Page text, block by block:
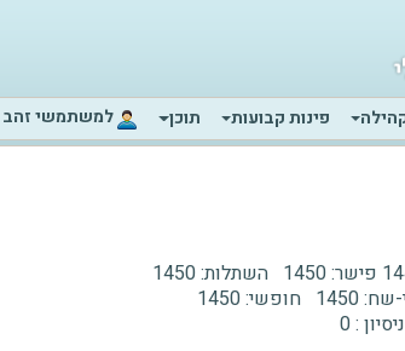
פינות קבועות תוכן ‫למשתמשי זהב‬
פישר:1450 השתלות:1450
שח:1450 חופשי:1450
ניסיון :0